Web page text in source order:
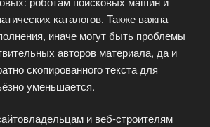
каталогов. Также важна
иначе могут быть проблемы
авторов материала, да и
скопированного текста для
уменьшается.
и веб-строителям